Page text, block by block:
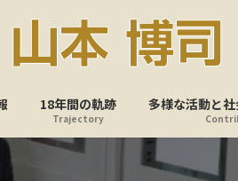
18年間の軌跡
Trajectory
多様な活動と